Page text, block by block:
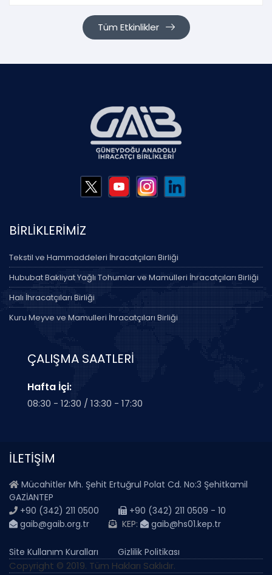
Tüm Etkinlikler
BİRLİKLERİMİZ
Tekstil ve Hammaddeleri İhracatçıları Birliği
Hububat Bakliyat Yağlı Tohumlar ve Mamulleri İhracatçıları Birliği
Halı İhracatçıları Birliği
Kuru Meyve ve Mamulleri İhracatçıları Birliği
ÇALIŞMA SAATLERİ
Hafta İçi:
08:30 - 12:30 / 13:30 - 17:30
İLETİŞİM
Mücahitler Mh. Şehit Ertuğrul Polat Cd. No:3 Şehitkamil
GAZİANTEP
+90 (342) 211 0500
+90 (342) 211 0509 - 10
gaib@gaib.org.tr
KEP: gaib@hs01.kep.tr
Site Kullanım Kuralları Gizlilik Politikası
Copyright © 2019. Tüm Hakları Saklıdır.